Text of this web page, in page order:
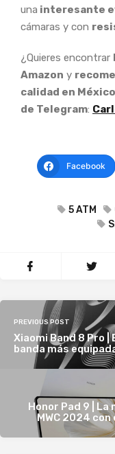
una interesante
cámaras y con
¿Quieres encontrar
Amazon y
calidad en México
de Telegram:
Facebook
5 ATM
PREVIOUS POST
Xiaomi Band 8 Pro
banda más
Honor Pad 9 |
MWC 2024